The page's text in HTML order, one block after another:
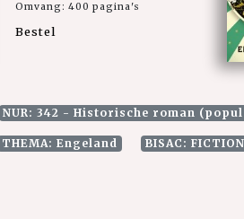
Omvang: 400 pagina's
Bestel
NUR: 342 - Historische roman
THEMA: Engeland BISAC: